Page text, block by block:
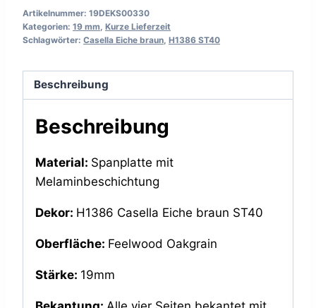
Artikelnummer: 19DEKS00330
Kategorien: 19 mm Kurze Lieferzeit
Schlagwörter: Casella Eiche braun H1386 ST40
Beschreibung
Beschreibung
Material: Spanplatte mit
Melaminbeschichtung
Dekor: H1386 Casella Eiche braun ST40
Oberfläche: Feelwood Oakgrain
Stärke: 19mm